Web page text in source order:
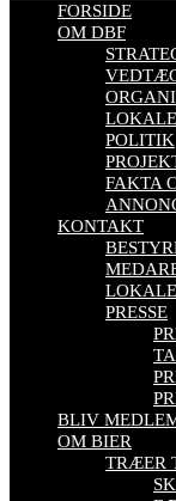
FORSIDE
OM DBF
POLITIK
FAKTA
KONTAKT
PRESSE
BLIV
OM BIER
TRÆER